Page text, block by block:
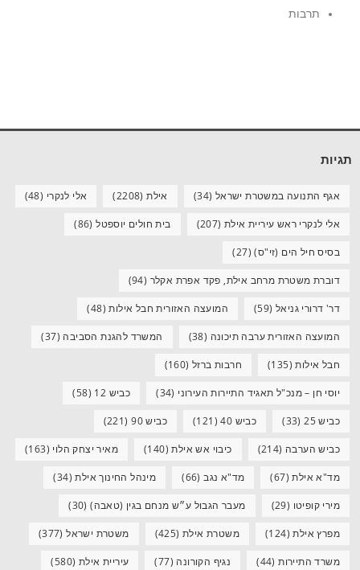
תרבות
תגיות
אגף התנועה במשטרת ישראל (34) אילת(2208) אלי לנקרי (48)
אלי לנקרי ראש עיריית אילת (207) בית חולים יוספטל(86)
בסיס חיל הים (זי"ס)(27)
דוברת משטרת מרחב אילת, פקד אפרת אקלר (94)
דר' דרורי גניאל (59) המועצה האזורית חבל אילות(48)
המועצה האזורית ערבה תיכונה (38) המשרד להגנת הסביבה (37)
חבל אילות(135) חרבות ברזל (160)
יוסי חן – מנכ"ל תאגיד התיירות העירוני (34) כביש 12 (58)
כביש 25 (33) כביש 40 (121) כביש 90 (221)
כביש הערבה (214) כיבוי אש אילת(140) מאיר יצחק הלוי (163)
מד"א אילת(67) מד"א נגב(66) מינהל החינוך אילת(34)
מירי קופיטו (29) מעבר הגבול ע״ש מנחם בגין (טאבה)(30)
מפרץ אילת(124) משטרת אילת (425) משטרת ישראל(377)
משרד התיירות(44) נגיף הקורונה (77) עיריית אילת (580)